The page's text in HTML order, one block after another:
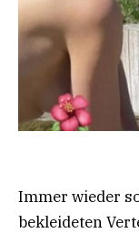
Immer wieder
bekleideten